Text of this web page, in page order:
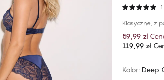
Klasyczne, z
59,99 zł
119,99 zł
Kolor: Deep